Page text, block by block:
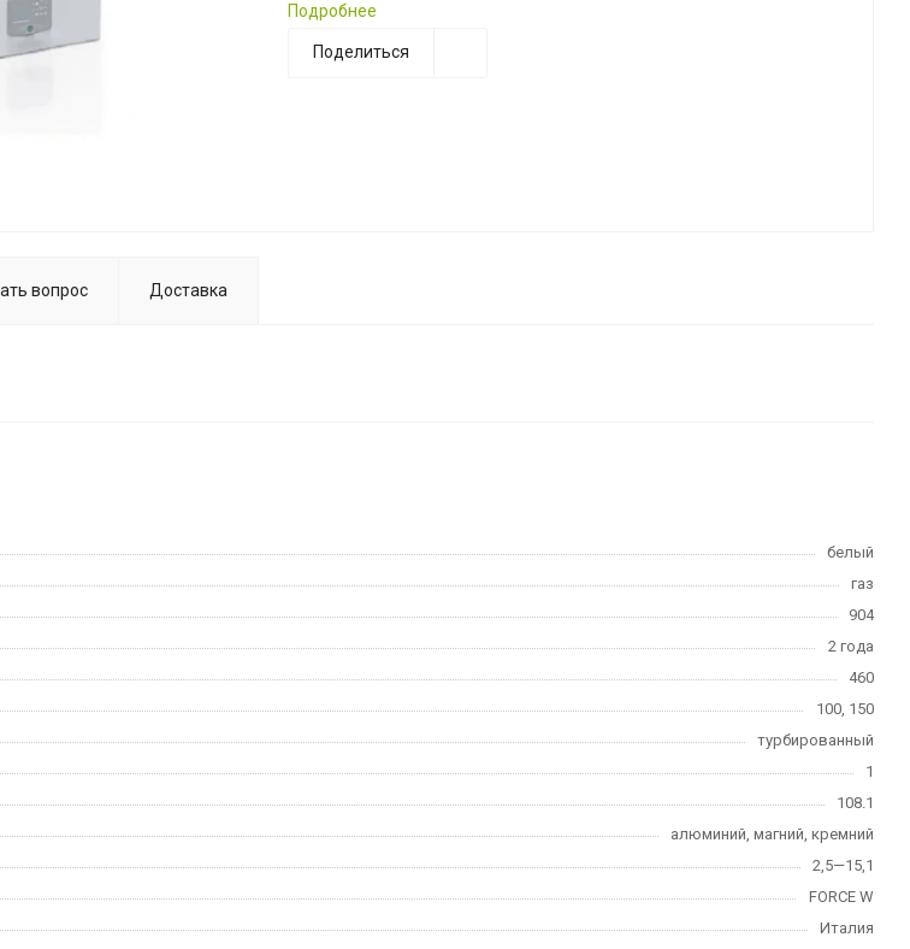
Подробнее
Поделиться
вопрос Доставка
белый
газ
904
2 года
460
100, 150
турбированный
1
108.1
алюминий, магний, кремний
2,5—15,1
FORCE W
Италия